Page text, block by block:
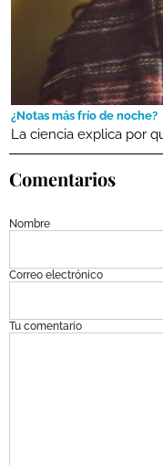
¿Notas más frío de noche?
La ciencia explica por
Comentarios
Nombre
Correo electrónico
Tu comentario